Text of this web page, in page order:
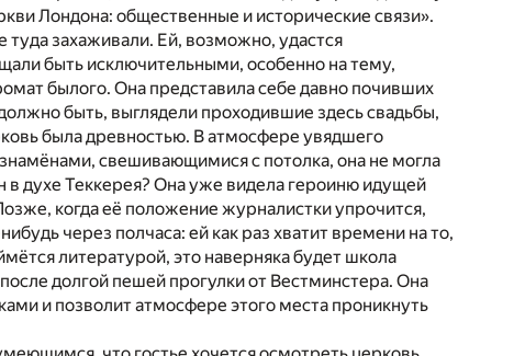
Лондона: общественные и исторические связи».
захаживали. Ей, возможно, удастся
быть исключительными, особенно на тему,
былого. Она представила себе давно почивших
быть, выглядели проходившие здесь свадьбы,
была древностью. В атмосфере увядшего
свешивающимися с потолка, она не могла
духе Теккерея? Она уже видела героиню идущей
когда её положение журналистки упрочится,
через полчаса: ей как раз хватит времени на то,
литературой, это наверняка будет школа
долгой пешей прогулки от Вестминстера. Она
и позволит атмосфере этого места проникнуть